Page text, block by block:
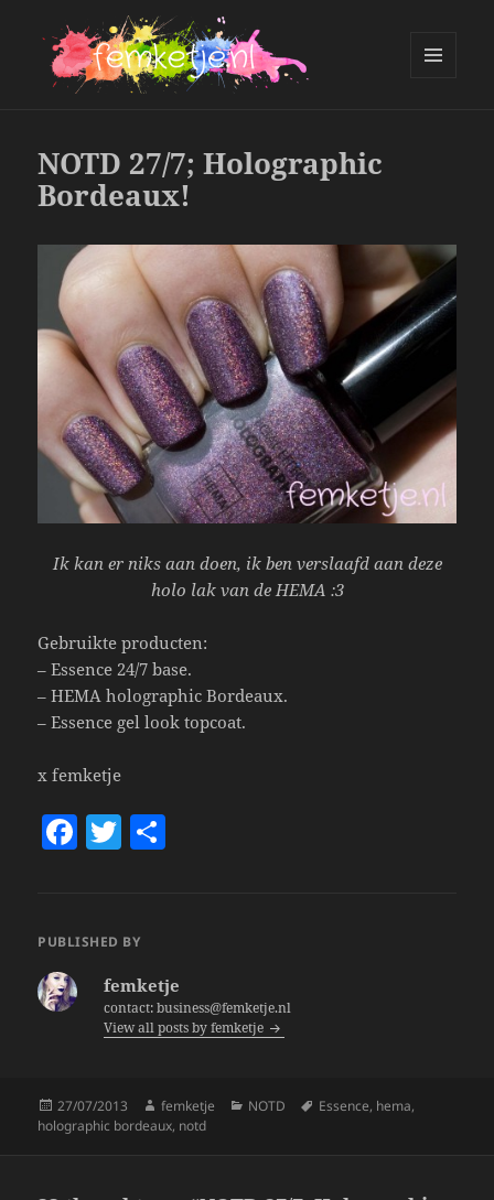
NOTD 27/7; Holographic
Bordeaux!
Ik kan er niks aan doen, ik ben verslaafd aan deze
holo lak van de HEMA :3
Gebruikte producten:
– Essence 24/7 base.
– HEMA holographic Bordeaux.
– Essence gel look topcoat.
x femketje
F
e
T
er
PUBLISHED BY
femketje
contact: business@femketje.nl
View all posts by femketje
Posted
on
27/07/2013 Author
femketje Categories
NOTD Tags
Essence, hema,
holographic bordeaux, notd